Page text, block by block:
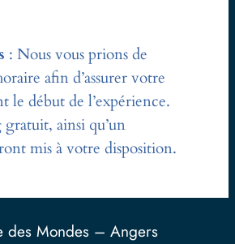
: Nous vous prions de
afin d’assurer votre
le début de l’expérience.
ainsi qu’un
mis à votre disposition.
des Mondes – Angers